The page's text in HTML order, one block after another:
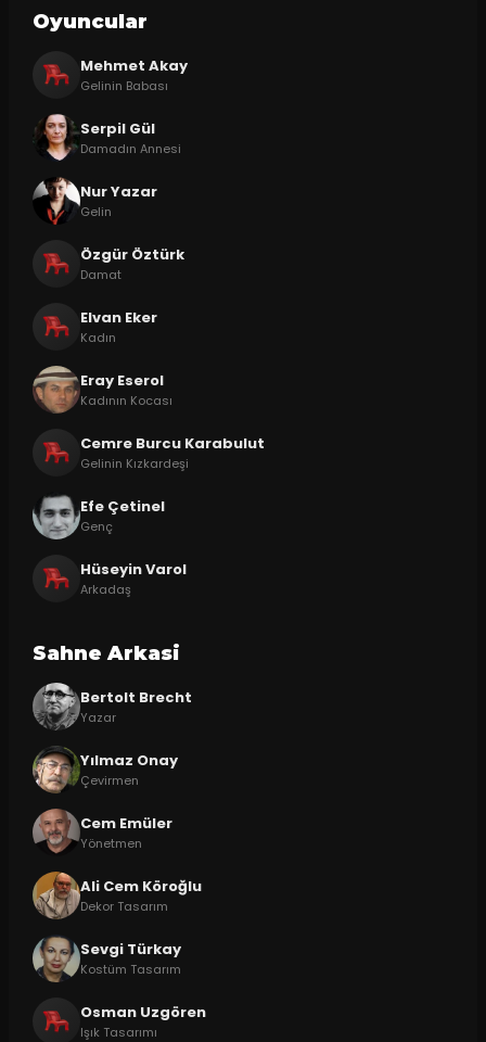
Oyuncular
Mehmet Akay
Gelinin Babası
Serpil Gül
Damadın Annesi
Nur Yazar
Gelin
Özgür Öztürk
Damat
Elvan Eker
Kadın
Eray Eserol
Kadının Kocası
Cemre Burcu Karabulut
Gelinin Kızkardeşi
Efe Çetinel
Genç
Hüseyin Varol
Arkadaş
Sahne Arkasi
Bertolt Brecht
Yazar
Yılmaz Onay
Çevirmen
Cem Emüler
Yönetmen
Ali Cem Köroğlu
Dekor Tasarım
Sevgi Türkay
Kostüm Tasarım
Osman Uzgören
Işık Tasarımı